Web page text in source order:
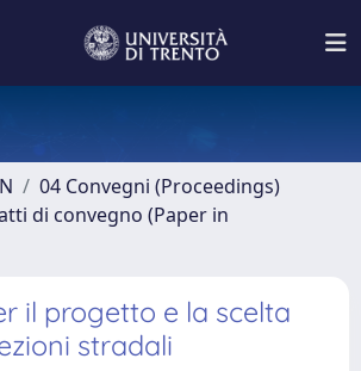
04 Convegni (Proceedings)
di convegno (Paper in
il progetto e la scelta
stradali